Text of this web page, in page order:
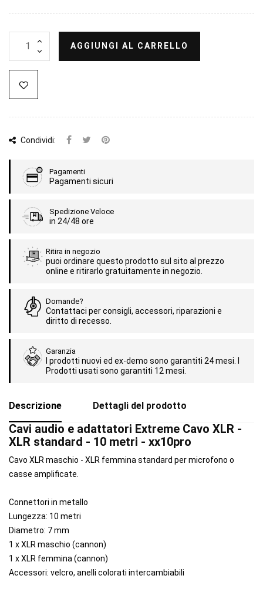
AGGIUNGI AL CARRELLO
Condividi:
Pagamenti
Pagamenti sicuri
Spedizione Veloce
in 24/48 ore
Ritira in negozio
puoi ordinare questo prodotto sul sito al prezzo
online e ritirarlo gratuitamente in negozio.
Domande?
Contattaci per consigli, accessori, riparazioni e
diritto di recesso.
Garanzia
I prodotti nuovi ed ex-demo sono garantiti 24 mesi. I
Prodotti usati sono garantiti 12 mesi.
Descrizione Dettagli del prodotto
Cavi audio e adattatori Extreme Cavo XLR -
XLR standard - 10 metri - xx10pro
Cavo XLR maschio - XLR femmina standard per microfono o
casse amplificate.
Connettori in metallo
Lungezza: 10 metri
Diametro: 7 mm
1 x XLR maschio (cannon)
1 x XLR femmina (cannon)
Accessori: velcro, anelli colorati intercambiabili